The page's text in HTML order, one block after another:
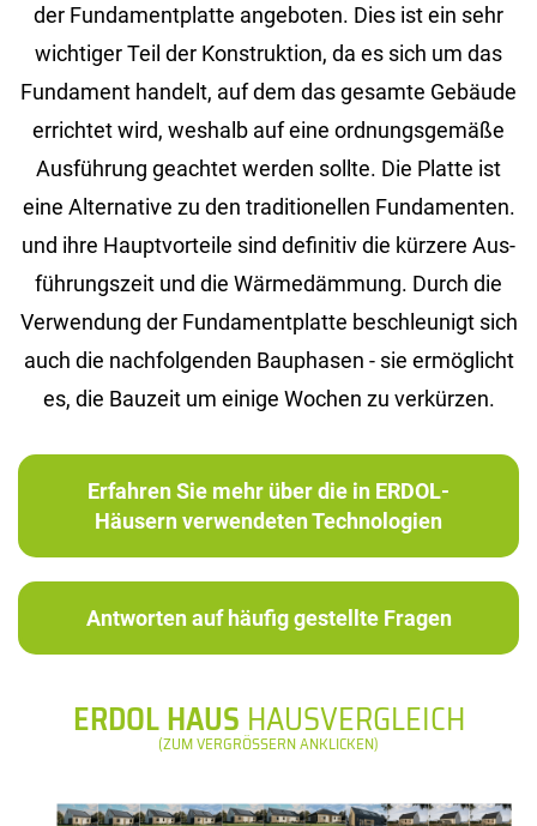
der Fun­da­ment­plat­te an­ge­bo­ten. Dies ist ein sehr
wich­ti­ger Teil der Kon­struk­ti­on, da es sich um das
Fun­da­ment han­delt, auf dem das ge­sam­te Ge­bäu­de
er­rich­tet wird, wes­halb auf eine ord­nungs­ge­mä­ße
Aus­füh­rung ge­ach­tet wer­den soll­te. Die Plat­te ist
eine Al­ter­na­ti­ve zu den tra­di­tio­nel­len Fun­da­men­ten.
und ihre Haupt­vor­tei­le sind de­fi­ni­tiv die kür­ze­re Aus­
füh­rungs­zeit und die Wär­me­däm­mung. Durch die
Ver­wen­dung der Fun­da­ment­plat­te be­schleu­nigt sich
auch die nach­fol­gen­den Bau­pha­sen - sie er­mög­licht
es, die Bau­zeit um ei­ni­ge Wo­chen zu ver­kür­zen.
Erfahren Sie mehr über die in ERDOL-
Häusern verwendeten Technologien
Antworten auf häufig gestellte Fragen
ERDOL HAUS HAUSVERGLEICH
(ZUM VERGRÖSSERN ANKLICKEN)